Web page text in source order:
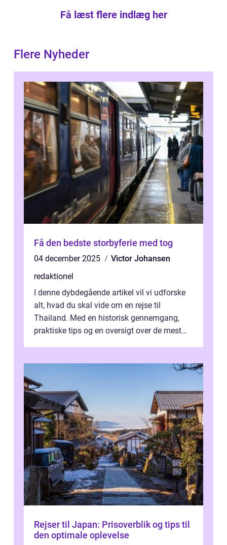
Få læst flere indlæg her
Flere Nyheder
Få den bedste storbyferie med tog
04 december 2025
Victor Johansen
redaktionel
I denne dybdegående artikel vil vi udforske
alt, hvad du skal vide om en rejse til
Thailand. Med en historisk gennemgang,
praktiske tips og en oversigt over de mest
Rejser til Japan: Prisoverblik og tips til
den optimale oplevelse